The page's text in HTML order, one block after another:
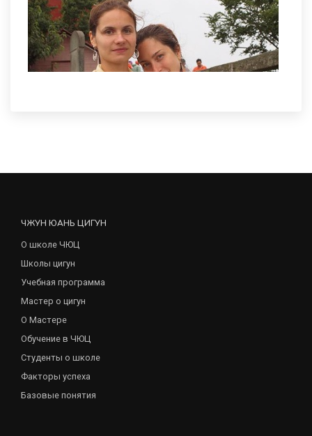
ЧЖУН ЮАНЬ ЦИГУН
О школе ЧЮЦ
Школы цигун
Учебная программа
Мастер о цигун
О Мастере
Обучение в ЧЮЦ
Студенты о школе
Факторы успеха
Базовые понятия